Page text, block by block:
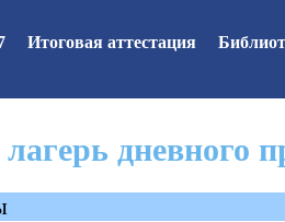
Итоговая аттестация
дневного